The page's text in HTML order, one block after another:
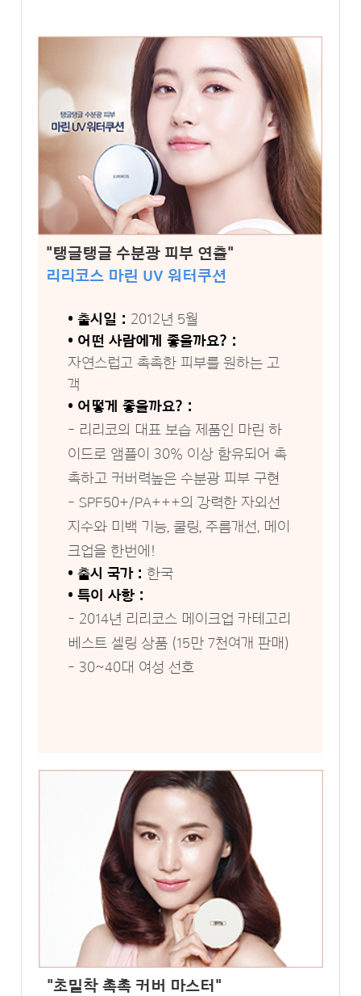
"탱글탱글 수분광 피부 연출"
리리코스 마린 UV 워터쿠션
• 출시일 : 2012년 5월
• 어떤 사람에게 좋을까요? :
자연스럽고 촉촉한 피부를 원하는 고
객
• 어떻게 좋을까요? :
- 리리코의 대표 보습 제품인 마린 하
이드로 앰플이 30% 이상 함유되어 촉
촉하고 커버력높은 수분광 피부 구현
- SPF50+/PA+++의 강력한 자외선
지수와 미백 기능, 쿨링, 주름개선, 메이
크업을 한번에!
• 출시 국가 : 한국
• 특이 사항 :
- 2014년 리리코스 메이크업 카테고리
베스트 셀링 상품 (15만 7천여개 판매)
- 30~40대 여성 선호
"초밀착 촉촉 커버 마스터"